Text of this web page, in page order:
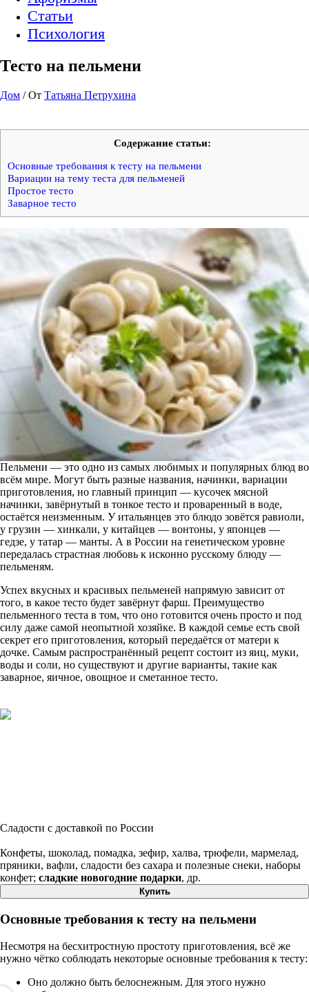
Статьи
Психология
Тесто на пельмени
Дом / От Татьяна Петрухина
Содержание статьи:
Основные требования к тесту на пельмени
Вариации на тему теста для пельменей
Простое тесто
Заварное тесто
Пельмени — это одно из самых любимых и популярных блюд во
всём мире. Могут быть разные названия, начинки, вариации
приготовления, но главный принцип — кусочек мясной
начинки, завёрнутый в тонкое тесто и проваренный в воде,
остаётся неизменным. У итальянцев это блюдо зовётся равиоли,
у грузин — хинкали, у китайцев — вонтоны, у японцев —
гедзе, у татар — манты. А в России на генетическом уровне
передалась страстная любовь к исконно русскому блюду —
пельменям.
Успех вкусных и красивых пельменей напрямую зависит от
того, в какое тесто будет завёрнут фарш. Преимущество
пельменного теста в том, что оно готовится очень просто и под
силу даже самой неопытной хозяйке. В каждой семье есть свой
секрет его приготовления, который передаётся от матери к
дочке. Самым распространённый рецепт состоит из яиц, муки,
воды и соли, но существуют и другие варианты, такие как
заварное, яичное, овощное и сметанное тесто.
Сладости с доставкой по России
Конфеты, шоколад, помадка, зефир, халва, трюфели, мармелад,
пряники, вафли, сладости без сахара и полезные снеки, наборы
конфет; сладкие новогодние подарки, др.
Купить
Основные требования к тесту на пельмени
Несмотря на бесхитростную простоту приготовления, всё же
нужно чётко соблюдать некоторые основные требования к тесту:
Оно должно быть белоснежным. Для этого нужно